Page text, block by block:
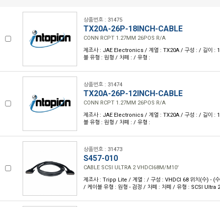
상품번호 : 31475
TX20A-26P-18INCH-CABLE
CONN RCPT 1.27MM 26POS R/A
제조사 : JAE Electronics / 계열 : TX20A / 구성 : / 길이 :
블 유형 : 원형 / 차폐 : / 유형 :
상품번호 : 31474
TX20A-26P-12INCH-CABLE
CONN RCPT 1.27MM 26POS R/A
제조사 : JAE Electronics / 계열 : TX20A / 구성 : / 길이 :
블 유형 : 원형 / 차폐 : / 유형 :
상품번호 : 31473
S457-010
CABLE SCSI ULTRA 2 VHDCI68M/M10'
제조사 : Tripp Lite / 계열 : / 구성 : VHDCI 68 위치(수) - (
/ 케이블 유형 : 원형 - 검정 / 차폐 : 차폐 / 유형 : SCSI Ultra 2